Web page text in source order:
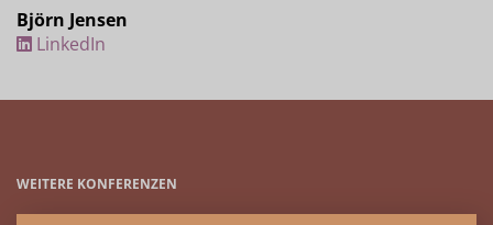
Björn Jensen
LinkedIn
WEITERE KONFERENZEN